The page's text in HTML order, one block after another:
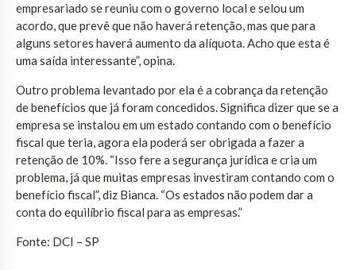
empresariado se reuniu com o governo local e selou um
acordo, que prevê que não haverá retenção, mas que para
alguns setores haverá aumento da alíquota. Acho que esta é
uma saída interessante”, opina.
Outro problema levantado por ela é a cobrança da retenção
de benefícios que já foram concedidos. Significa dizer que se a
empresa se instalou em um estado contando com o benefício
fiscal que teria, agora ela poderá ser obrigada a fazer a
retenção de 10%. “Isso fere a segurança jurídica e cria um
problema, já que muitas empresas investiram contando com o
benefício fiscal”, diz Bianca. “Os estados não podem dar a
conta do equilíbrio fiscal para as empresas.”
Fonte: DCI – SP